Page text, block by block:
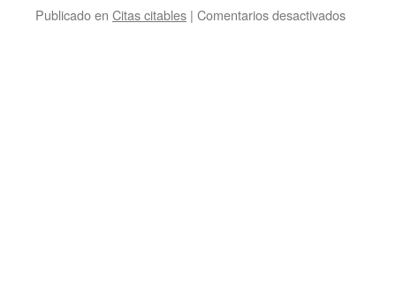
Publicado en Citas citables | Comentarios desactivadosen